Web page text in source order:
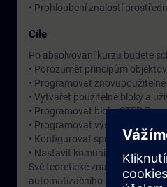
• Prohloubení znalostí
Cíle
Po absolvování kurzu budete
• Porozumět principům
• Programovat
• Vytvářet použitelné bloky a
• Programovat bloky STEP 7
• Programovat výstražná hlášení
• Konfigurovat správu dat
• Nastavit komunikaci mezi
Své teoretické znalosti si
automatizačního systému